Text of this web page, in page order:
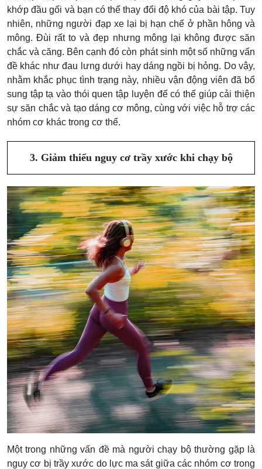
khớp đầu gối và bạn có thể thay đổi độ khó của bài tập. Tuy
nhiên, những người đạp xe lại bị hạn chế ở phần hông và
mông. Đùi rất to và đẹp nhưng mông lại không được săn
chắc và căng. Bên cạnh đó còn phát sinh một số những vấn
đề khác như đau lưng dưới hay dáng ngồi bị hỏng. Do vậy,
nhằm khắc phục tình trạng này, nhiều vận động viên đã bổ
sung tập tạ vào thói quen tập luyện để có thể giúp cải thiện
sự săn chắc và tạo dáng cơ mông, cùng với việc hỗ trợ các
nhóm cơ khác trong cơ thể.
3. Giảm thiểu nguy cơ trầy xước khi chạy bộ
Một trong những vấn đề mà người chạy bộ thường gặp là
nguy cơ bị trầy xước do lực ma sát giữa các nhóm cơ trong